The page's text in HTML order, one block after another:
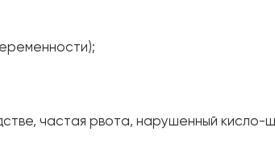
частая рвота, нарушенный кисло-